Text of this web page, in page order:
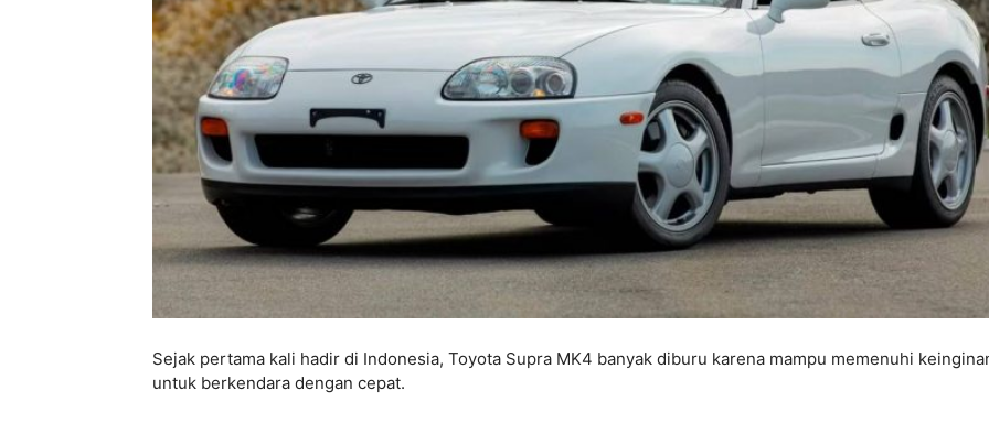
Sejak pertama kali hadir di Indonesia, Toyota Supra MK4 banyak diburu karena mampu memenuhi
untuk berkendara dengan cepat.